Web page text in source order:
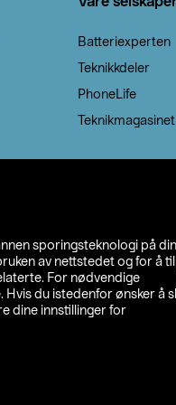
sporingsteknologi på
av nettstedet og for å
For nødvendige
Hvis du istedenfor ønsker å
dine innstillinger for
Batteriexperten
Teknikkdeler
PhoneLife
Teknikmagasinet